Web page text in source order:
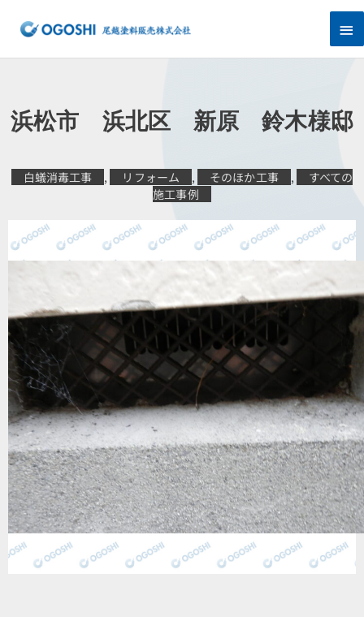
ス
メ
イ
メ
ュ
浜松市 浜北区 新原 鈴木様邸
白蟻消毒工事 , リフォーム , そのほか工事 ,
すべての
施工事例